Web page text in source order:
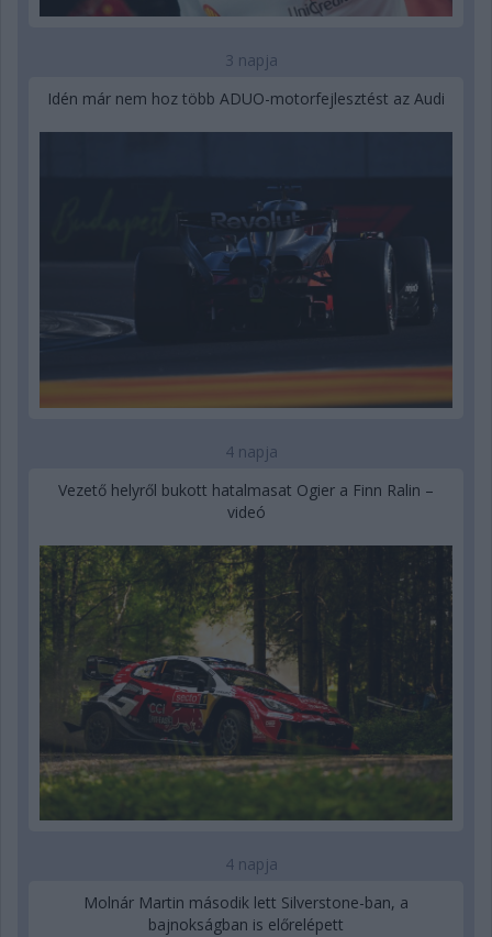
3 napja
Idén már nem hoz több ADUO-motorfejlesztést az Audi
4 napja
Vezető helyről bukott hatalmasat Ogier a Finn Ralin –
videó
4 napja
Molnár Martin második lett Silverstone-ban, a
bajnokságban is előrelépett